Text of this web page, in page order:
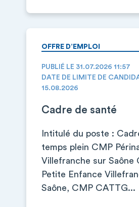
OFFRE D’EMPLOI
PUBLIÉ LE 31.07.2026 11:57
DATE DE LIMITE DE
15.08.2026
Cadre de santé
Intitulé du poste :
temps plein CMP
Villefranche sur Saône
Petite Enfance
Saône, CMP CATTG...